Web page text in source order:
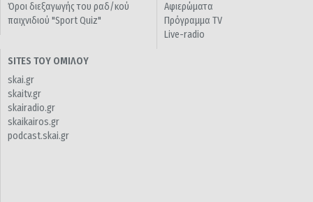
Όροι διεξαγωγής του ραδ/κού
παιχνιδιού "Sport Quiz"
Αφιερώματα
Πρόγραμμα TV
Live-radio
SITES ΤΟΥ ΟΜΙΛΟΥ
skai.gr
skaitv.gr
skairadio.gr
skaikairos.gr
podcast.skai.gr